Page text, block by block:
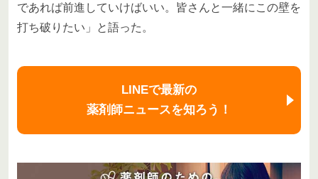
であれば前進していけばいい。皆さんと一緒にこの壁を
打ち破りたい」と語った。
LINEで最新の
薬剤師ニュースを知ろう！